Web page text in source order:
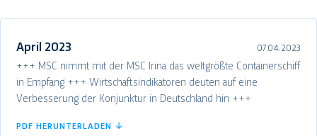
April 2023 07.04.2023
+++ MSC nimmt mit der MSC Irina das weltgrößte Containerschiff
in Empfang +++ Wirtschaftsindikatoren deuten auf eine
Verbesserung der Konjunktur in Deutschland hin +++
PDF HERUNTERLADEN ↓